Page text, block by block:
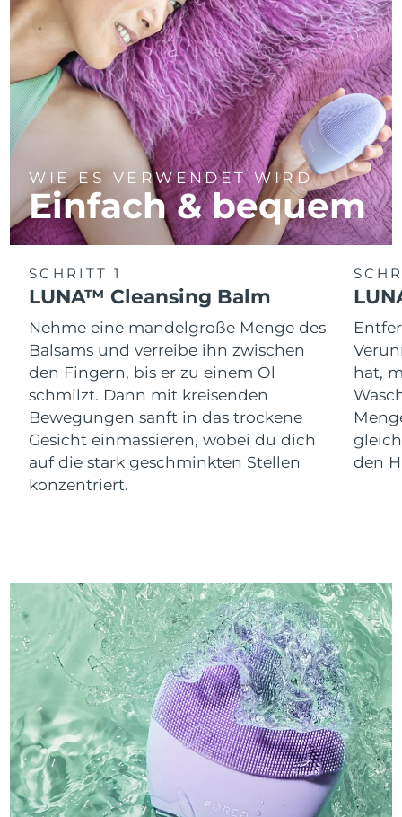
WIE ES VERWENDET WIRD
Einfach & bequem
SCHRITT 1
LUNA™ Cleansing Balm
Nehme eine mandelgroße Menge des
Balsams und verreibe ihn zwischen
den Fingern, bis er zu einem Öl
schmilzt. Dann mit kreisenden
Bewegungen sanft in das trockene
Gesicht einmassieren, wobei du dich
auf die stark geschminkten Stellen
konzentriert.
hat,
den